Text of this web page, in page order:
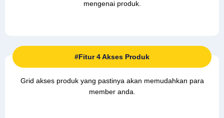
mengenai produk.
#Fitur 4 Akses Produk
Grid akses produk yang pastinya akan memudahkan para
member anda.